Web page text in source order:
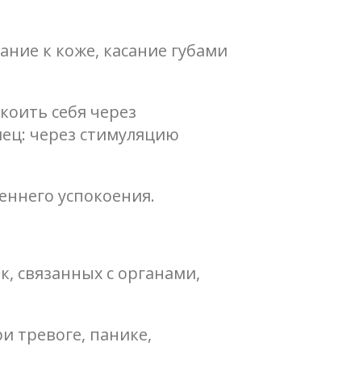
к коже, касание губами
себя через
через стимуляцию
успокоения.
связанных с органами,
тревоге, панике,